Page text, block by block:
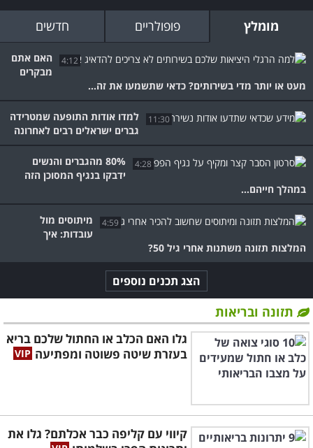
מומלץ פופולריים חדשים
4:12
האם אתם
מבקרים
מעט או יותר מדי בשירותים? כדאי שתשמעו את זה...
11:30
למדו אודות התופעה שמטרידה
גברים ישראלים רבים לאחרונה
4:28
80% מהגברים והנשים
ידבקו בנגיף המסוכן הזה
במהלך חייהם...
4:59
מיתוסים מול
עובדות: איך
המלצות תזונה משתנות אחרי גיל 50?
הצג תכנים נוספים
תזונה ובריאות
גלו האם הכלב או החתול שלכם בריא
בעזרת שיטה פשוטה ומפתיעה
קיווי עם קליפה כבר אכלתם? גלו את